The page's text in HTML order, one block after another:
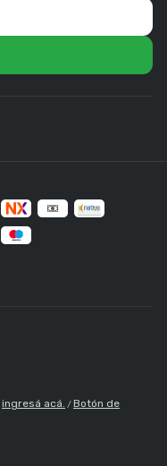
ingresá acá. /Botón de